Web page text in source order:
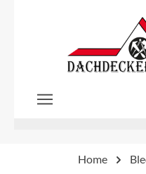
Zum Hauptinhalt springen
Home